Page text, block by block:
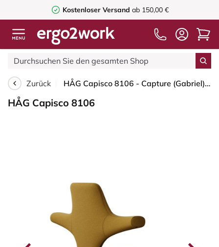
Kostenloser Versand ab 150,00 €
Zurück HÅG Capisco 8106 - Capture (Gabriel) - Wolle / Polyamid - CPT6401 - Ochre - Blush Rose - 150mm (Sitzhöhe 40-55cm) - Weiche Rollen für harte Böden
HÅG Capisco 8106